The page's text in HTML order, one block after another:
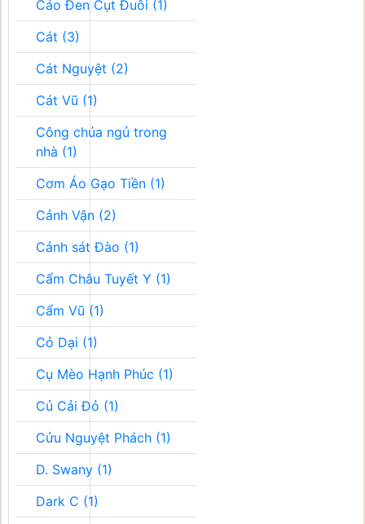
Cáo Đen Cụt Đuôi (1)
Cát (3)
Cát Nguyệt (2)
Cát Vũ (1)
Công chúa ngủ trong
nhà (1)
Cơm Áo Gạo Tiền (1)
Cảnh Vận (2)
Cảnh sát Đào (1)
Cẩm Châu Tuyết Y (1)
Cẩm Vũ (1)
Cỏ Dại (1)
Cụ Mèo Hạnh Phúc (1)
Củ Cải Đỏ (1)
Cửu Nguyệt Phách (1)
D. Swany (1)
Dark C (1)